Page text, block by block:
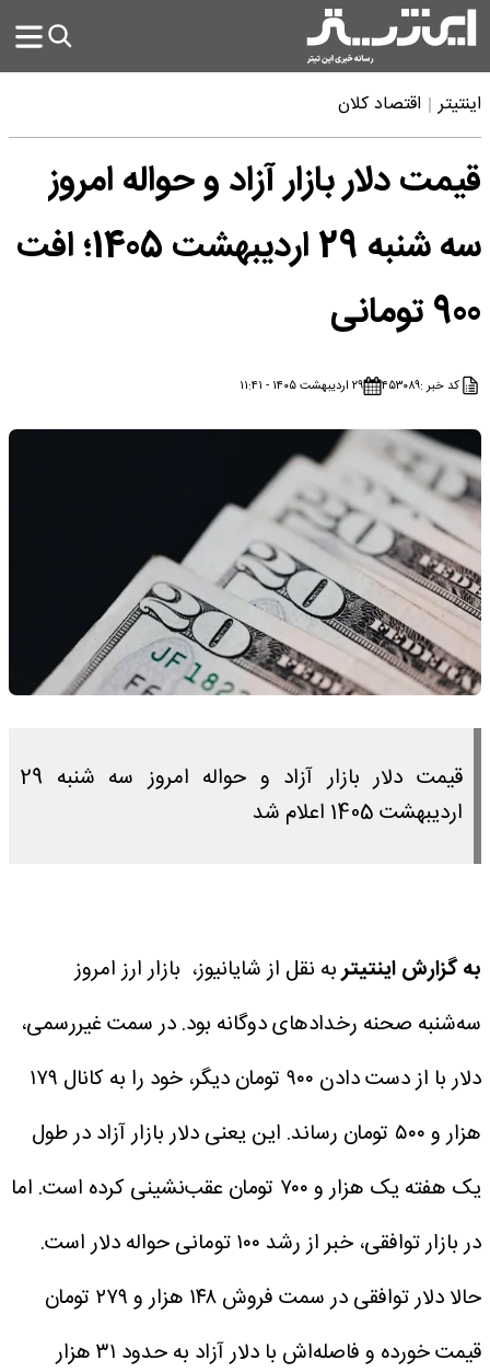
اینتیتر اقتصاد کلان
قیمت دلار بازار آزاد و حواله امروز
سه شنبه 29 اردیبهشت 1405؛ افت
900 تومانی
کد خبر :۴۵۳۰۸۹ ۲۹ اردیبهشت ۱۴۰۵ - ۱۱:۴۱
قیمت دلار بازار آزاد و حواله امروز سه شنبه 29
اردیبهشت 1405 اعلام شد
به گزارش اینتیتربه نقل از شایانیوز، بازار ارز امروز
سه‌شنبه صحنه رخدادهای دوگانه بود. در سمت غیررسمی،
دلار با از دست دادن ۹۰۰ تومان دیگر، خود را به کانال ۱۷۹
هزار و ۵۰۰ تومان رساند. این یعنی دلار بازار آزاد در طول
یک هفته یک هزار و ۷۰۰ تومان عقب‌نشینی کرده است.
اما
در بازار توافقی، خبر از رشد ۱۰۰ تومانی حواله دلار است.
حالا دلار توافقی در سمت فروش ۱۴۸ هزار و ۲۷۹ تومان
قیمت خورده و فاصله‌اش با دلار آزاد به حدود ۳۱ هزار